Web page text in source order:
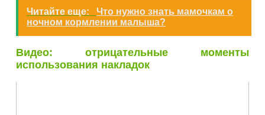
Читайте еще:
Что нужно знать мамочкам о
ночном кормлении малыша?
Видео: отрицательные моменты
использования накладок